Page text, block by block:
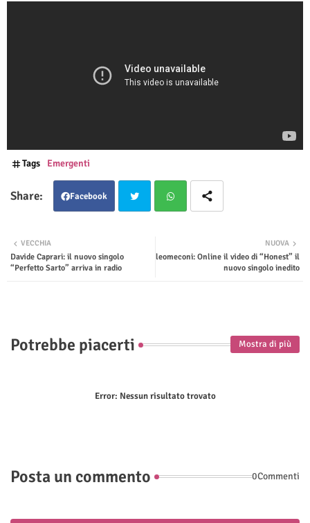
Tags Emergenti
Facebook
tsap
NUOVA
leomeconi: Online il video di “Honest” il
nuovo singolo inedito
VECCHIA
Davide Caprari: il nuovo singolo
“Perfetto Sarto” arriva in radio
Potrebbe piacerti Mostra di più
Error: Nessun risultato trovato
Posta un commento 0Commenti